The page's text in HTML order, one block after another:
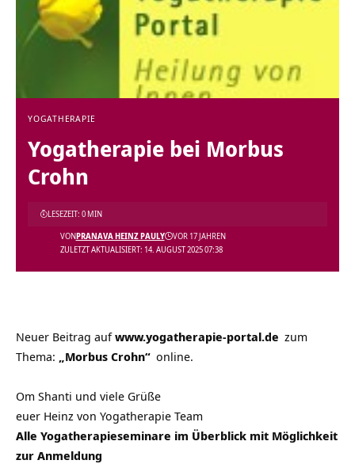
YOGATHERAPIE
Yogatherapie bei Morbus
Crohn
ZULETZT AKTUALISIERT: 14. AUGUST 2025 07:38
VONPRANAVA HEINZ PAULY VOR 17 JAHREN
LESEZEIT: 0 MIN
Neuer Beitrag aufwww.yogatherapie-portal.de zum
Thema:
„Morbus Crohn“ online.
Om Shanti und viele Grüße
euer Heinz von Yogatherapie Team
Alle Yogatherapieseminare im Überblick mit Möglichkeit
zur Anmeldung